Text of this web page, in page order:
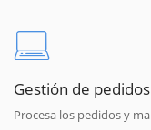
Gestión de pedidos
Procesa los pedidos y